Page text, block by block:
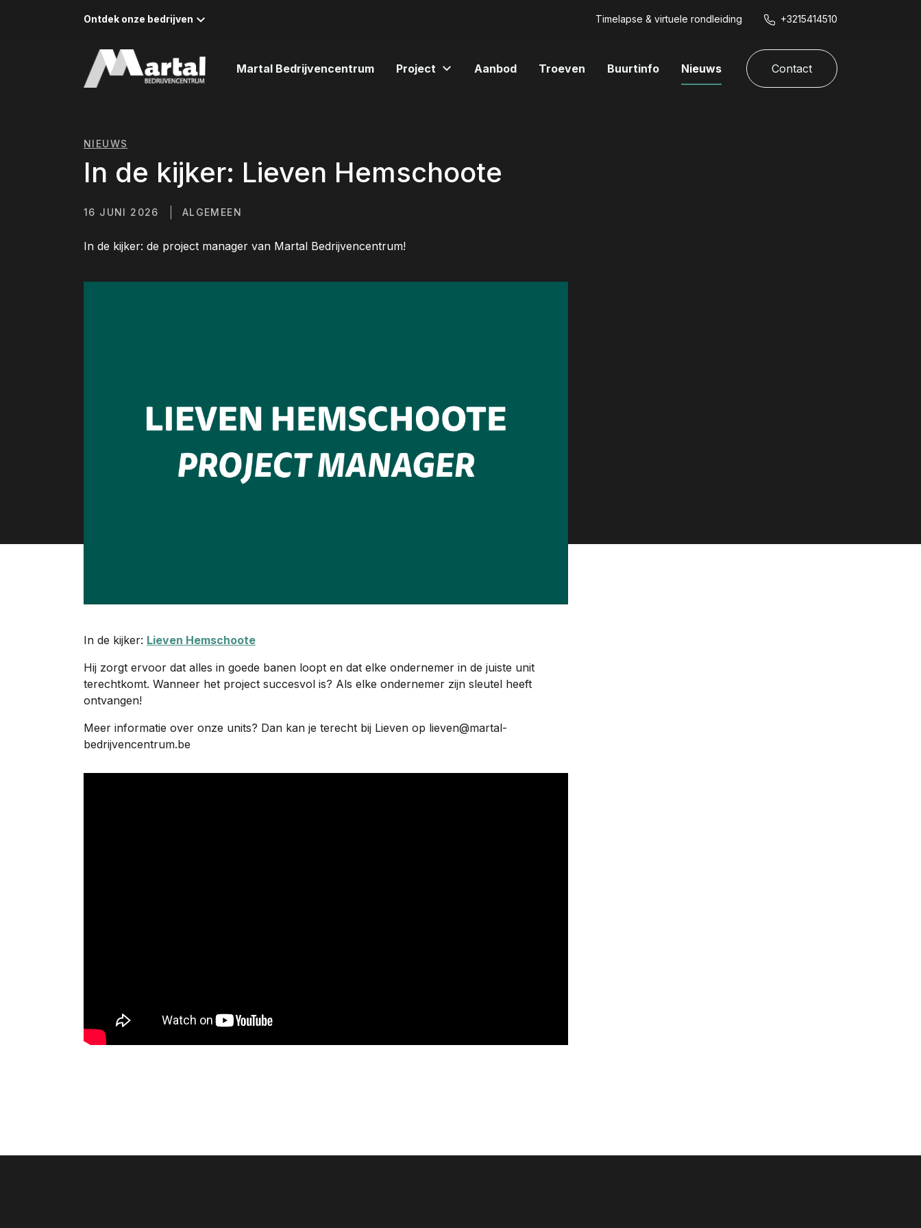
Martal Bedrijvencentrum Project Aanbod Troeven Buurtinfo Nieuws Contact
Ontdek onze bedrijven Timelapse & virtuele rondleiding +3215414510
NIEUWS
In de kijker: Lieven Hemschoote
16 JUNI 2026 ALGEMEEN
In de kijker: de project manager van Martal Bedrijvencentrum!
In de kijker: Lieven Hemschoote
Hij zorgt ervoor dat alles in goede banen loopt en dat elke ondernemer in de juiste unit
terechtkomt. Wanneer het project succesvol is? Als elke ondernemer zijn sleutel heeft
ontvangen!
Meer informatie over onze units? Dan kan je terecht bij Lieven op lieven@martal-
bedrijvencentrum.be